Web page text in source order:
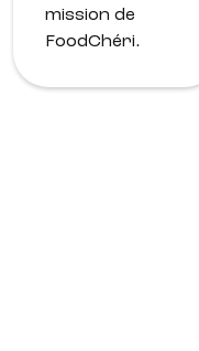
mission de
FoodChéri.